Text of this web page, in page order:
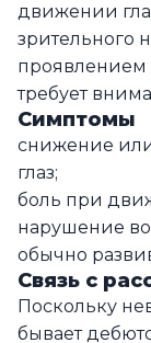
движении
зрительного
проявлением
требует
Симптомы
снижение
глаз;
боль при
нарушение
обычно
Связь с
Поскольку
бывает